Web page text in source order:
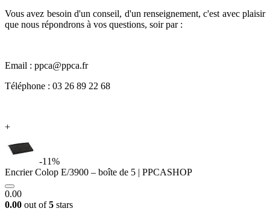
Vous avez besoin d'un conseil, d'un renseignement, c'est avec plaisir
que nous répondrons à vos questions, soir par :
Email : ppca@ppca.fr
Téléphone : 03 26 89 22 68
+
-11%
Encrier Colop E/3900 – boîte de 5 | PPCASHOP
0.00
0.00 out of5 stars